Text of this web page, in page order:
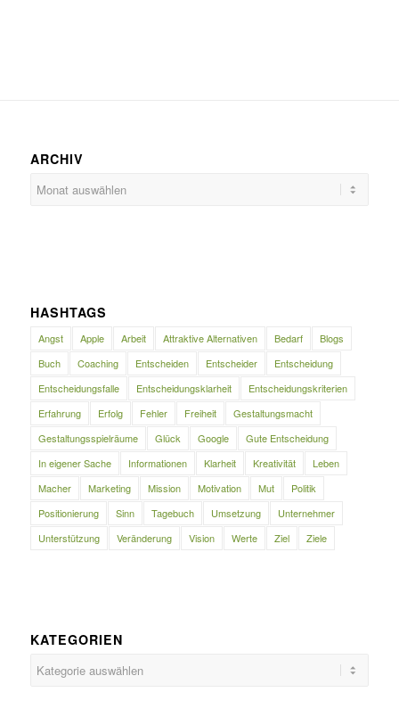
ARCHIV
HASHTAGS
Angst Apple Arbeit Attraktive Alternativen Bedarf
Blogs
Buch
Coaching Entscheiden Entscheider
Entscheidung
Entscheidungsfalle
Entscheidungsklarheit
Entscheidungskriterien
Erfahrung
Erfolg Fehler Freiheit
Gestaltungsmacht
Gestaltungsspielräume
Glück Google
Gute Entscheidung
In eigener Sache
Informationen Klarheit Kreativität
Leben
Macher
Marketing Mission Motivation Mut
Politik
Positionierung
Sinn Tagebuch Umsetzung
Unternehmer
Unterstützung
Veränderung Vision Werte Ziel Ziele
KATEGORIEN